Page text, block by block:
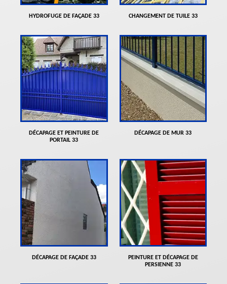
HYDROFUGE DE FAÇADE 33 CHANGEMENT DE TUILE 33
DÉCAPAGE ET PEINTURE DE
PORTAIL 33
DÉCAPAGE DE MUR 33
DÉCAPAGE DE FAÇADE 33
PEINTURE ET DÉCAPAGE DE
PERSIENNE 33